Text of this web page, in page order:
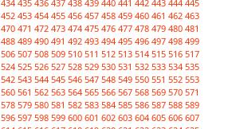
434 435 436 437 438 439 440 441 442 443 444 445
452 453 454 455 456 457 458 459 460 461 462 463
470 471 472 473 474 475 476 477 478 479 480 481
488 489 490 491 492 493 494 495 496 497 498 499
506 507 508 509 510 511 512 513 514 515 516 517
524 525 526 527 528 529 530 531 532 533 534 535
542 543 544 545 546 547 548 549 550 551 552 553
560 561 562 563 564 565 566 567 568 569 570 571
578 579 580 581 582 583 584 585 586 587 588 589
596 597 598 599 600 601 602 603 604 605 606 607